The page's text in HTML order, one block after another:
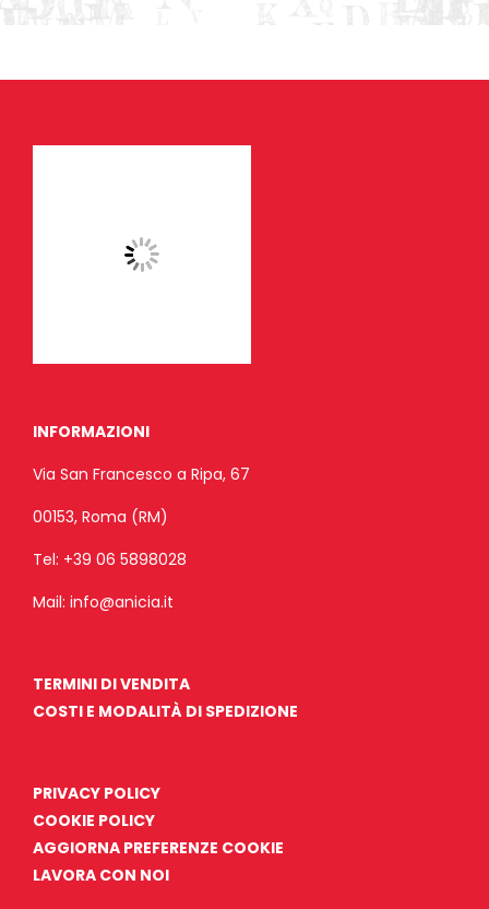
INFORMAZIONI
Via San Francesco a Ripa, 67
00153, Roma (RM)
Tel: +39 06 5898028
Mail: info@anicia.it
TERMINI DI VENDITA
COSTI E MODALITÀ DI SPEDIZIONE
PRIVACY POLICY
COOKIE POLICY
AGGIORNA PREFERENZE COOKIE
LAVORA CON NOI